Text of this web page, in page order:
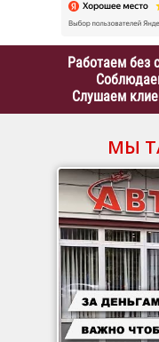
Работаем без
Слушаем
МЫ